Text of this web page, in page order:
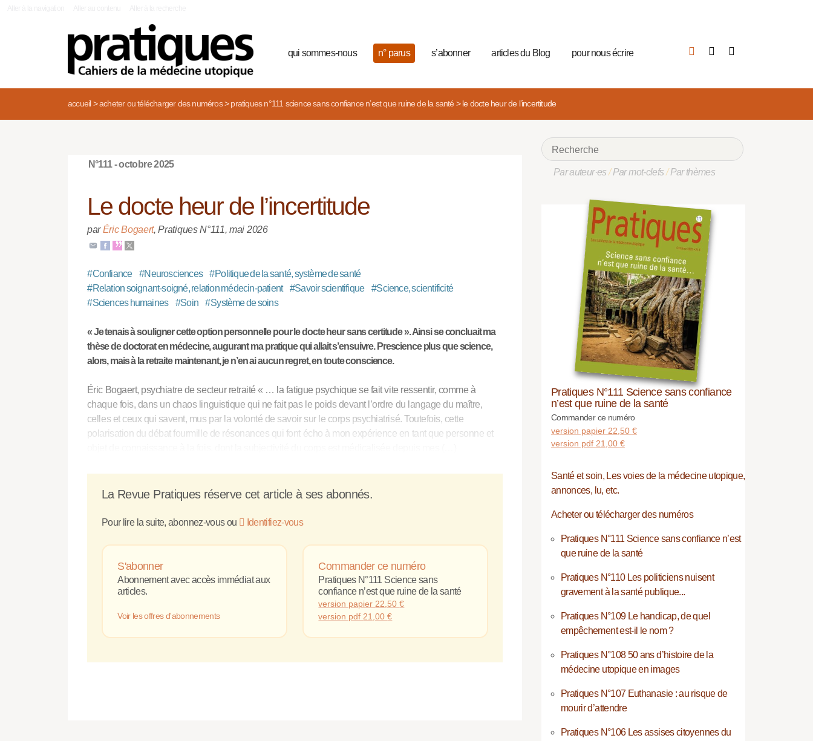
qui sommes-nous n° parus s’abonner articles du Blog pour nous écrire
accueil> acheter ou télécharger des numéros> pratiques n°111 science sans confiance n’est que ruine de la santé > le docte heur de l’incertitude
N°111 - octobre 2025
Le docte heur de l’incertitude
parÉric Bogaert,Pratiques N°111,mai 2026
#Confiance #Neurosciences #Politique de la santé, système de santé
#Relation soignant-soigné, relation médecin-patient #Savoir scientifique #Science, scientificité
#Sciences humaines #Soin #Système de soins
« Je tenais à souligner cette option personnelle pour le docte heur sans certitude ». Ainsi se concluait ma
thèse de doctorat en médecine, augurant ma pratique qui allait s’ensuivre. Prescience plus que science,
alors, mais à la retraite maintenant, je n’en ai aucun regret, en toute conscience.
Éric Bogaert, psychiatre de secteur retraité « … la fatigue psychique se fait vite ressentir, comme à
chaque fois, dans un chaos linguistique qui ne fait pas le poids devant l’ordre du langage du maître,
celles et ceux qui savent, mus par la volonté de savoir sur le corps psychiatrisé. Toutefois, cette
polarisation du débat fourmille de résonances qui font écho à mon expérience en tant que personne et
La Revue Pratiques réserve cet article à ses abonnés.
Pour lire la suite, abonnez-vous ou Identifiez-vous
S'abonner
Abonnement avec accès immédiat aux
articles.
Voir les offres d'abonnements
Commander ce numéro
Pratiques N°111 Science sans
confiance n’est que ruine de la santé
version papier22,50€
version pdf21,00€
Par auteur·es/Par mot-clefs/Par thèmes
Pratiques N°111 Science sans confiance
n’est que ruine de la santé
Commander ce numéro
version papier 22,50 €
version pdf 21,00 €
Santé et soin, Les voies de la médecine utopique,
annonces, lu, etc.
Acheter ou télécharger des numéros
Pratiques N°111 Science sans confiance n’est
que ruine de la santé
Pratiques N°110 Les politiciens nuisent
gravement à la santé publique...
Pratiques N°109 Le handicap, de quel
empêchement est-il le nom ?
Pratiques N°108 50 ans d’histoire de la
médecine utopique en images
Pratiques N°107 Euthanasie : au risque de
mourir d’attendre
Pratiques N°106 Les assises citoyennes du